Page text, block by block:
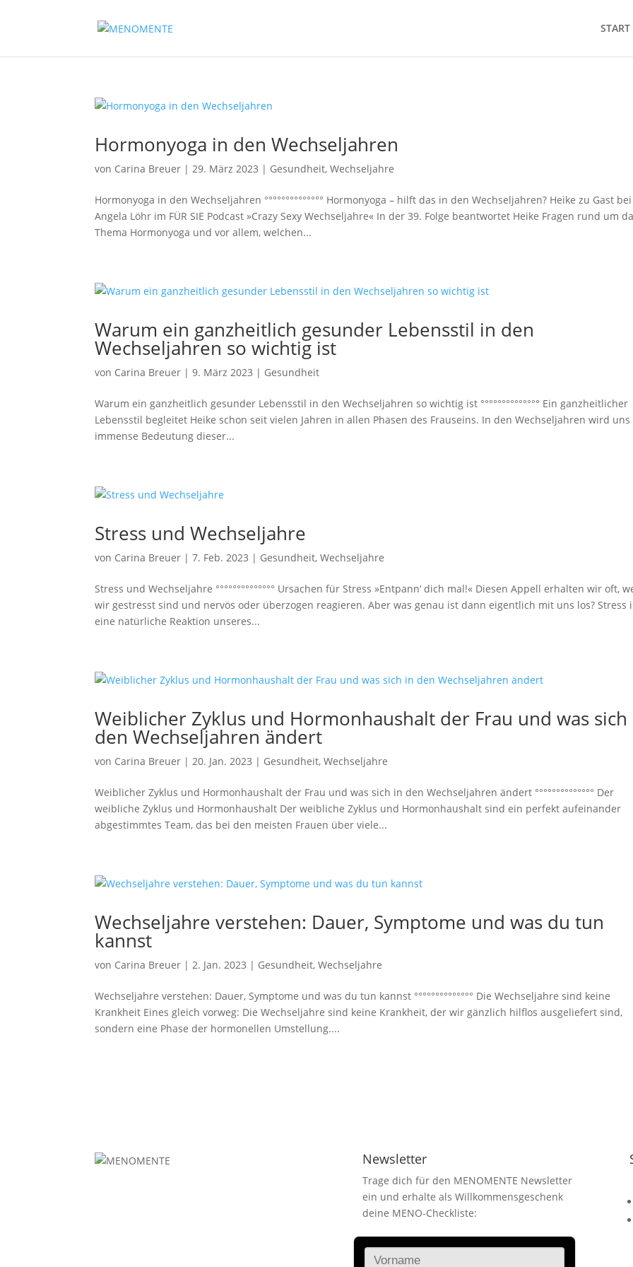
START
Hormonyoga in den Wechseljahren
von Carina Breuer |29. März 2023 | Gesundheit,Wechseljahre
Hormonyoga in den Wechseljahren °°°°°°°°°°°°°° Hormonyoga – hilft das in den Wechseljahren? Heike zu Gast bei
Angela Löhr im FÜR SIE Podcast »Crazy Sexy Wechseljahre« In der 39. Folge beantwortet Heike Fragen rund um
Thema Hormonyoga und vor allem, welchen...
Warum ein ganzheitlich gesunder Lebensstil in den
Wechseljahren so wichtig ist
von Carina Breuer |9. März 2023 | Gesundheit
Warum ein ganzheitlich gesunder Lebensstil in den Wechseljahren so wichtig ist °°°°°°°°°°°°°° Ein ganzheitlicher
Lebensstil begleitet Heike schon seit vielen Jahren in allen Phasen des Frauseins. In den Wechseljahren wird
immense Bedeutung dieser...
Stress und Wechseljahre
von Carina Breuer |7. Feb. 2023 | Gesundheit,Wechseljahre
Stress und Wechseljahre °°°°°°°°°°°°°° Ursachen für Stress »Entpann‘ dich mal!« Diesen Appell erhalten wir oft,
wir gestresst sind und nervös oder überzogen reagieren. Aber was genau ist dann eigentlich mit uns los? Stress
eine natürliche Reaktion unseres...
Weiblicher Zyklus und Hormonhaushalt der Frau und was
den Wechseljahren ändert
von Carina Breuer |20. Jan. 2023 | Gesundheit,Wechseljahre
Weiblicher Zyklus und Hormonhaushalt der Frau und was sich in den Wechseljahren ändert °°°°°°°°°°°°°° Der
weibliche Zyklus und Hormonhaushalt Der weibliche Zyklus und Hormonhaushalt sind ein perfekt aufeinander
abgestimmtes Team, das bei den meisten Frauen über viele...
Wechseljahre verstehen: Dauer, Symptome und was du tun
kannst
von Carina Breuer |2. Jan. 2023 | Gesundheit,Wechseljahre
Wechseljahre verstehen: Dauer, Symptome und was du tun kannst °°°°°°°°°°°°°° Die Wechseljahre sind keine
Krankheit Eines gleich vorweg: Die Wechseljahre sind keine Krankheit, der wir gänzlich hilflos ausgeliefert sind,
sondern eine Phase der hormonellen Umstellung....
Newsletter
Trage dich für den MENOMENTE Newsletter
ein und erhalte als Willkommensgeschenk
deine MENO-Checkliste: